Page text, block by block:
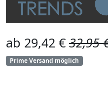
ab 29,42 € 32,95
Prime Versand möglich